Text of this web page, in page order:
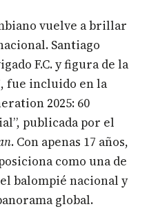
vuelve a brillar
Santiago
F.C. y figura de la
fue incluido en la
2025: 60
publicada por el
. Con apenas 17 años,
como una de
balompié nacional y
global.